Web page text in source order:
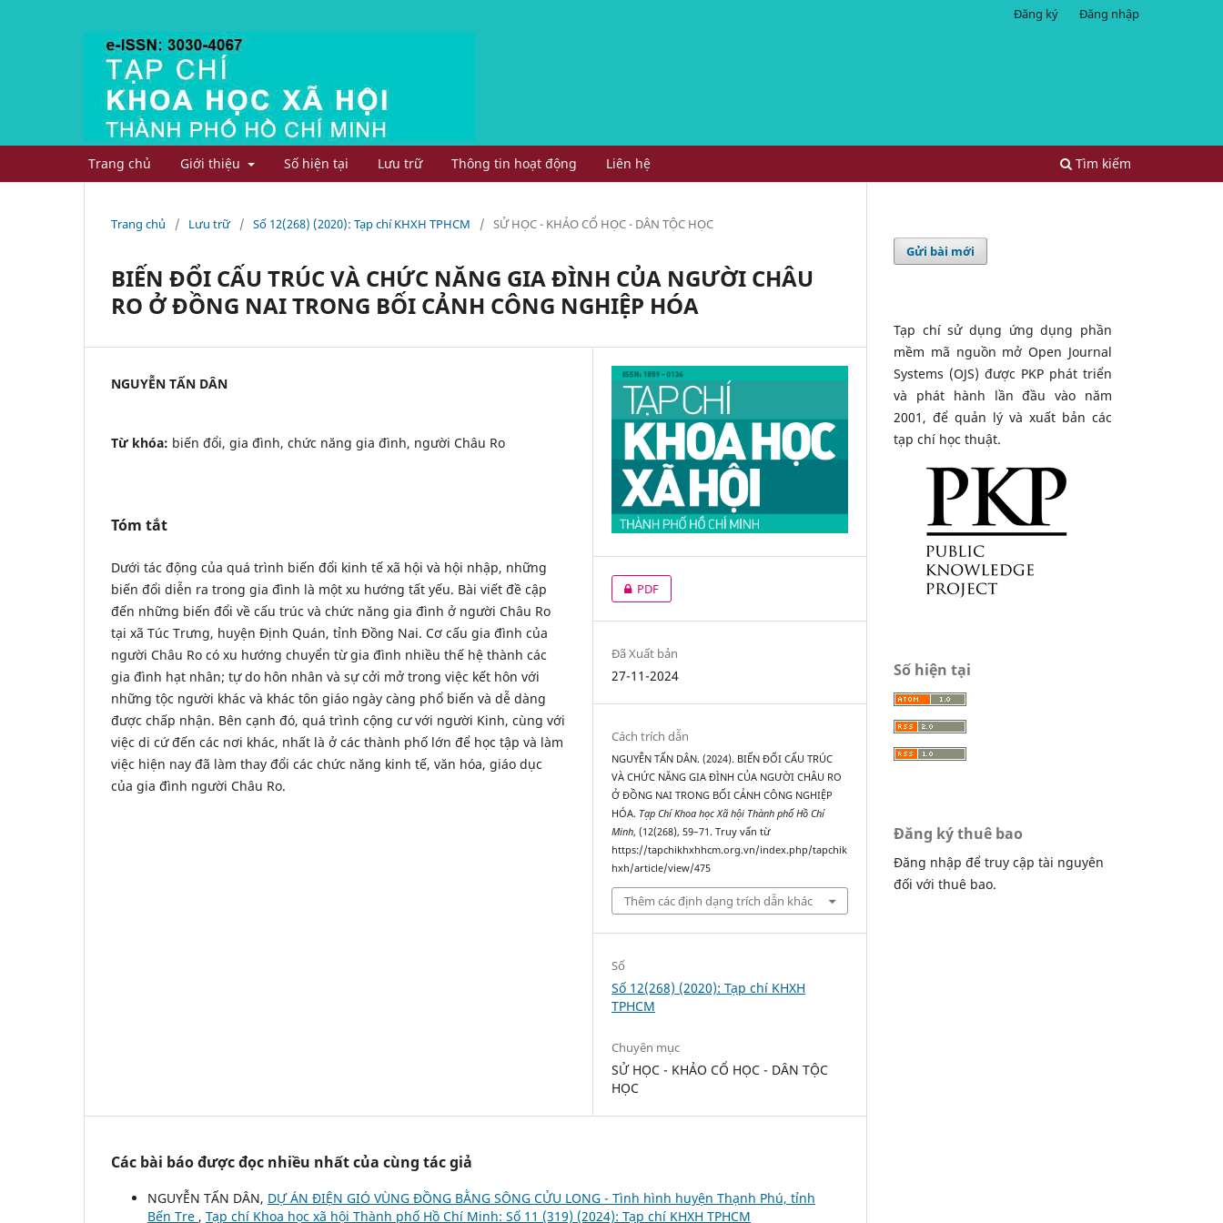
Trang chủ Giới thiệu Số hiện tại Lưu trữ Thông tin hoạt động Liên hệ Tìm kiếm
Đăng ký Đăng nhập
Trang chủ / Lưu trữ / Số 12(268) (2020): Tạp chí KHXH TPHCM / SỬ HỌC - KHẢO CỔ HỌC - DÂN TỘC HỌC
BIẾN ĐỔI CẤU TRÚC VÀ CHỨC NĂNG GIA ĐÌNH CỦA NGƯỜI CHÂU
RO Ở ĐỒNG NAI TRONG BỐI CẢNH CÔNG NGHIỆP HÓA
NGUYỄN TẤN DÂN
Từ khóa: biến đổi, gia đình, chức năng gia đình, người Châu Ro
Tóm tắt
Dưới tác động của quá trình biến đổi kinh tế xã hội và hội nhập, những
biến đổi diễn ra trong gia đình là một xu hướng tất yếu. Bài viết đề cập
đến những biến đổi về cấu trúc và chức năng gia đình ở người Châu Ro
tại xã Túc Trưng, huyện Định Quán, tỉnh Đồng Nai. Cơ cấu gia đình của
người Châu Ro có xu hướng chuyển từ gia đình nhiều thế hệ thành các
gia đình hạt nhân; tự do hôn nhân và sự cởi mở trong việc kết hôn với
những tộc người khác và khác tôn giáo ngày càng phổ biến và dễ dàng
được chấp nhận. Bên cạnh đó, quá trình cộng cư với người Kinh, cùng với
việc di cứ đến các nơi khác, nhất là ở các thành phố lớn để học tập và làm
việc hiện nay đã làm thay đổi các chức năng kinh tế, văn hóa, giáo dục
của gia đình người Châu Ro.
PDF
Đã Xuất bản
27-11-2024
Cách trích dẫn
NGUYỄN TẤN DÂN. (2024). BIẾN ĐỔI CẤU TRÚC
VÀ CHỨC NĂNG GIA ĐÌNH CỦA NGƯỜI CHÂU RO
Ở ĐỒNG NAI TRONG BỐI CẢNH CÔNG NGHIỆP
HÓA. Tạp Chí Khoa học Xã hội Thành phố Hồ Chí
Minh, (12(268), 59–71. Truy vấn từ
https://tapchikhxhhcm.org.vn/index.php/tapchik
hxh/article/view/475
Thêm các định dạng trích dẫn khác
Số
Số 12(268) (2020): Tạp chí KHXH
TPHCM
Chuyên mục
SỬ HỌC - KHẢO CỔ HỌC - DÂN TỘC
HỌC
Các bài báo được đọc nhiều nhất của cùng tác giả
NGUYỄN TẤN DÂN, DỰ ÁN ĐIỆN GIÓ VÙNG ĐỒNG BẰNG SÔNG CỬU LONG - Tình hình huyện Thạnh Phú, tỉnh
Bến Tre , Tạp chí Khoa học xã hội Thành phố Hồ Chí Minh: Số 11 (319) (2024): Tạp chí KHXH TPHCM
Gửi bài mới
Tạp chí sử dụng ứng dụng phần
mềm mã nguồn mở Open Journal
Systems (OJS) được PKP phát triển
và phát hành lần đầu vào năm
2001, để quản lý và xuất bản các
tạp chí học thuật.
Số hiện tại
Đăng ký thuê bao
Đăng nhập để truy cập tài nguyên
đối với thuê bao.